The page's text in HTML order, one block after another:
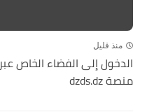
منذ قليل
الدخول إلى الفضاء الخاص عبر
منصة dzds.dz